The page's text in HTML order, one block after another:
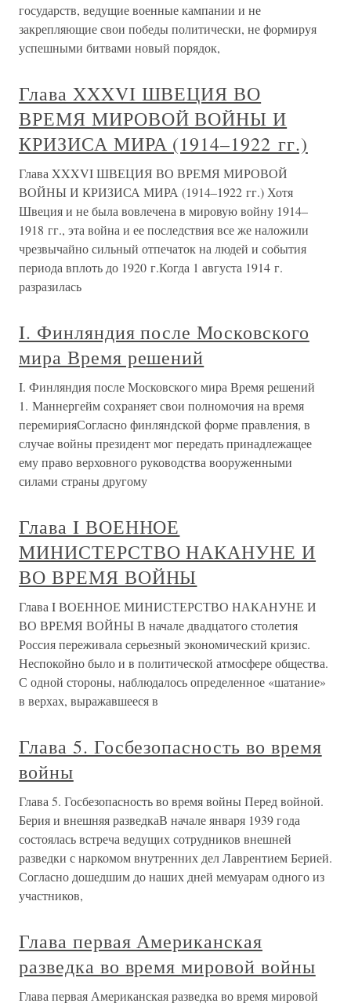
государств, ведущие военные кампании и не
закрепляющие свои победы политически, не формируя
успешными битвами новый порядок,
Глава XXXVI ШВЕЦИЯ ВО
ВРЕМЯ МИРОВОЙ ВОЙНЫ И
КРИЗИСА МИРА (1914–1922 гг.)
Глава XXXVI ШВЕЦИЯ ВО ВРЕМЯ МИРОВОЙ
ВОЙНЫ И КРИЗИСА МИРА (1914–1922 гг.) Хотя
Швеция и не была вовлечена в мировую войну 1914–
1918 гг., эта война и ее последствия все же наложили
чрезвычайно сильный отпечаток на людей и события
периода вплоть до 1920 г.Когда 1 августа 1914 г.
разразилась
I. Финляндия после Московского
мира Время решений
I. Финляндия после Московского мира Время решений
1. Маннергейм сохраняет свои полномочия на время
перемирияСогласно финляндской форме правления, в
случае войны президент мог передать принадлежащее
ему право верховного руководства вооруженными
силами страны другому
Глава I ВОЕННОЕ
МИНИСТЕРСТВО НАКАНУНЕ И
ВО ВРЕМЯ ВОЙНЫ
Глава I ВОЕННОЕ МИНИСТЕРСТВО НАКАНУНЕ И
ВО ВРЕМЯ ВОЙНЫ В начале двадцатого столетия
Россия переживала серьезный экономический кризис.
Неспокойно было и в политической атмосфере общества.
С одной стороны, наблюдалось определенное «шатание»
в верхах, выражавшееся в
Глава 5. Госбезопасность во время
войны
Глава 5. Госбезопасность во время войны Перед войной.
Берия и внешняя разведкаВ начале января 1939 года
состоялась встреча ведущих сотрудников внешней
разведки с наркомом внутренних дел Лаврентием Берией.
Согласно дошедшим до наших дней мемуарам одного из
участников,
Глава первая Американская
разведка во время мировой войны
Глава первая Американская разведка во время мировой